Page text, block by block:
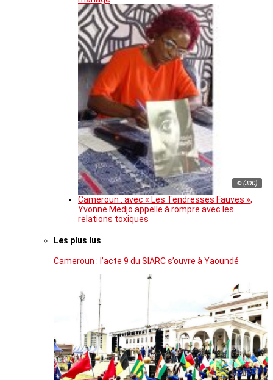
© (JDC)
Cameroun : avec « Les Tendresses Fauves »,
Yvonne Medjo appelle à rompre avec les
relations toxiques
Les plus lus
Cameroun : l’acte 9 du SIARC s’ouvre à Yaoundé